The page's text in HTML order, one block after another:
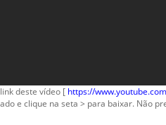
deste vídeo [ https://
e clique na seta > para baixar. Não